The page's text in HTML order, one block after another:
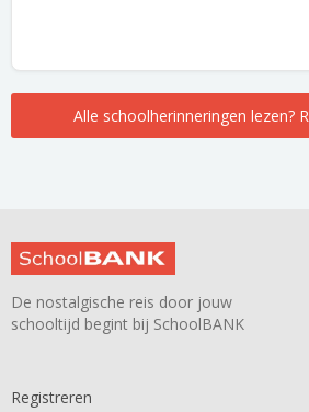
Alle schoolherinneringen lezen?
De nostalgische reis door jouw
schooltijd begint bij SchoolBANK
Registreren